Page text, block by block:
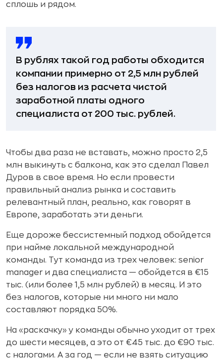
сплошь и рядом.
В рублях такой год работы обходится
компании примерно от 2,5 млн рублей
без налогов из расчета чистой
заработной платы одного
специалиста от 200 тыс. рублей.
Чтобы два раза не вставать, можно просто 2,5
млн выкинуть с балкона, как это сделал Павел
Дуров в свое время. Но если провести
правильный анализ рынка и составить
релевантный план, реально, как говорят в
Европе, заработать эти деньги.
Еще дороже бессистемный подход обойдется
при найме локальной международной
команды. Тут команда из трех человек: senior
manager и два специалиста — обойдется в €15
тыс. (или более 1,5 млн рублей) в месяц. И это
без налогов, которые ни много ни мало
составляют порядка 50%.
На «раскачку» у команды обычно уходит от трех
до шести месяцев, а это от €45 тыс. до €90 тыс.
с налогами. А за год — если не взять ситуацию